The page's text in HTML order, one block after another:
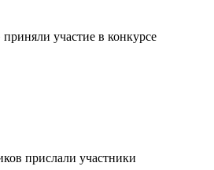
участие в конкурсе
прислали участники